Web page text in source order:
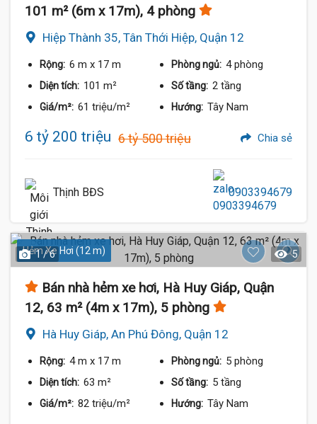
101 m² (6m x 17m), 4 phòng
Hiệp Thành 35, Tân Thới Hiệp, Quận 12
Rộng: 6 m x 17 m Phòng ngủ: 4 phòng
Diện tích: 101 m² Số tầng: 2 tầng
Giá/m²: 61 triệu/m² Hướng: Tây Nam
6 tỷ 200 triệu 6 tỷ 500 triệu Chia sẻ
Thịnh BĐS 0903394679
Hẻm Xe Hơi (12 m)
1 / 6 5
Bán nhà hẻm xe hơi, Hà Huy Giáp, Quận
12, 63 m² (4m x 17m), 5 phòng
Hà Huy Giáp, An Phú Đông, Quận 12
Rộng: 4 m x 17 m Phòng ngủ: 5 phòng
Diện tích: 63 m² Số tầng: 5 tầng
Giá/m²: 82 triệu/m² Hướng: Tây Nam